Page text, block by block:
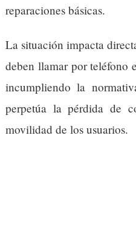
reparaciones básicas.
La situación impacta
deben llamar por teléfono
incumpliendo la
perpetúa la pérdida de
movilidad de los usuarios.